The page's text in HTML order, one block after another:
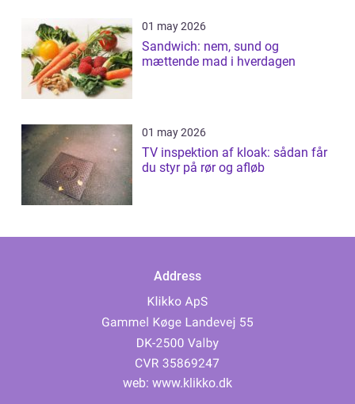
01 may 2026
Sandwich: nem, sund og
mættende mad i hverdagen
01 may 2026
TV inspektion af kloak: sådan får
du styr på rør og afløb
Address
web: www.klikko.dk